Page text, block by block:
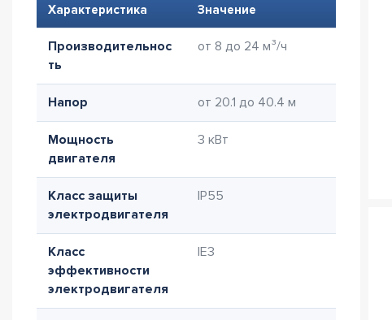
Характеристика Значение
Производительнос
ть
от 8 до 24 м³/ч
Напор от 20.1 до 40.4 м
Мощность
двигателя
3 кВт
Класс защиты
электродвигателя
IP55
Класс
эффективности
электродвигателя
IE3